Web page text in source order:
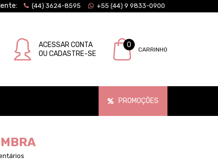
(44) 3624-8595 +55 (44) 9 9833-0900
ACESSAR CONTA
OU CADASTRE-SE
0
CARRINHO
PROMOÇÕES